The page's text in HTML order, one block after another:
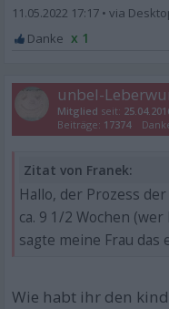
11.05.2022 17:17 •
x 1
unbel-
Mitglied seit:
Beiträge: 17374
Zitat von Franek:
Hallo, der Prozess
ca. 9 1/2 Wochen
sagte meine Frau das
Wie habt ihr den